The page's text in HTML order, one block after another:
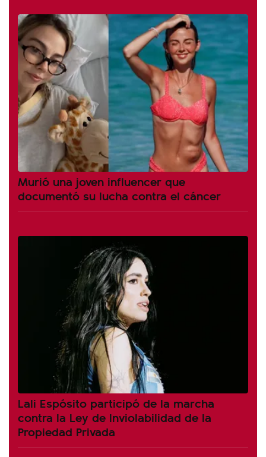
Murió una joven influencer que
documentó su lucha contra el cáncer
Lali Espósito participó de la marcha
contra la Ley de Inviolabilidad de la
Propiedad Privada